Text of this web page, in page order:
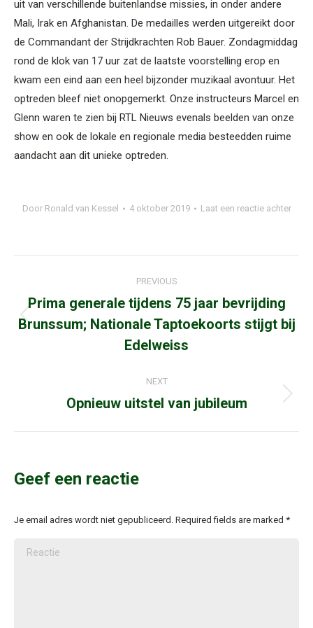
uit van verschillende buitenlandse missies, in onder andere
Mali, Irak en Afghanistan. De medailles werden uitgereikt door
de Commandant der Strijdkrachten Rob Bauer. Zondagmiddag
rond de klok van 17 uur zat de laatste voorstelling erop en
kwam een eind aan een heel bijzonder muzikaal avontuur. Het
optreden bleef niet onopgemerkt. Onze instructeurs Marcel en
Glenn waren te zien bij RTL Nieuws evenals beelden van onze
show en ook de lokale en regionale media besteedden ruime
aandacht aan dit unieke optreden.
Door Ronald van Kessel 4 oktober 2019 Laat een reactie achter
navigation
PREVIOUS
Previous
post:
Prima generale tijdens 75 jaar bevrijding
Brunssum; Nationale Taptoekoorts stijgt bij
Edelweiss
NEXT
Next
Opnieuw uitstel van jubileum
Geef een reactie
Je email adres wordt niet gepubliceerd. Required fields are marked *
Reactie